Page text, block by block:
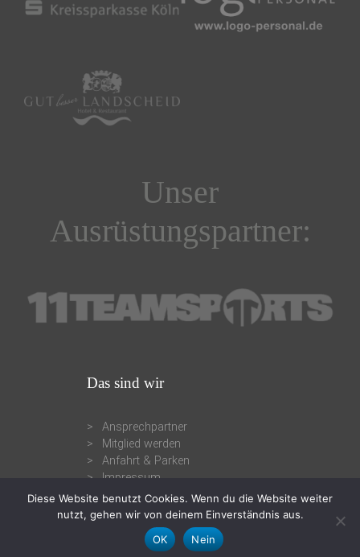
Unser
Ausrüstungspartner:
Das sind wir
Ansprechpartner
Mitglied werden
Anfahrt & Parken
Impressum
Diese Website benutzt Cookies. Wenn du die Website weiter
nutzt, gehen wir von deinem Einverständnis aus.
OK
Nein